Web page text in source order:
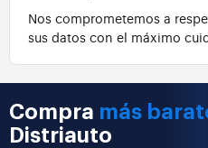
Nos comprometemos a
sus datos con el máximo
Compra más
Distriauto